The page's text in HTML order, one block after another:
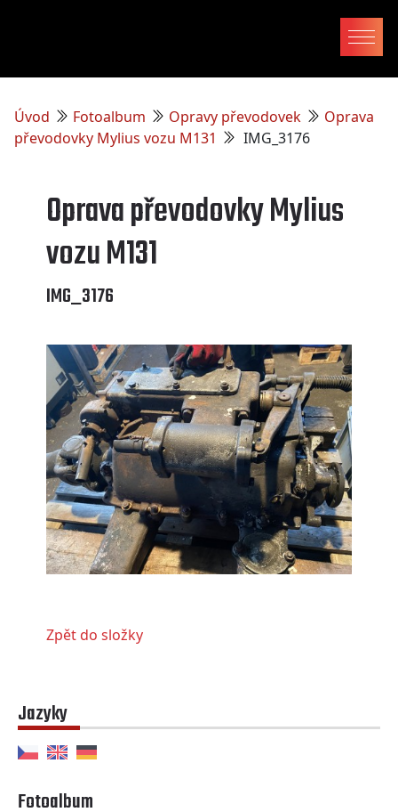
Úvod Fotoalbum Opravy převodovek
Oprava
převodovky Mylius vozu M131
IMG_3176
Oprava převodovky Mylius
vozu M131
IMG_3176
Zpět do složky
Jazyky
Fotoalbum